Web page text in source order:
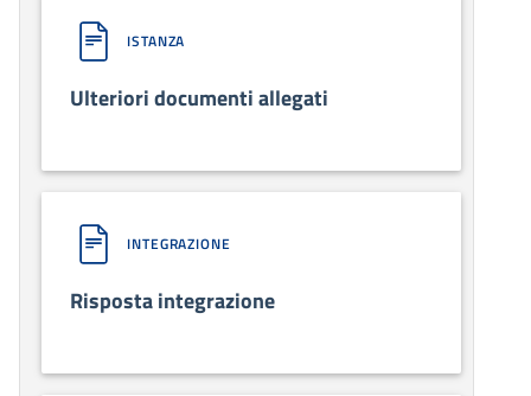
ISTANZA
Ulteriori documenti allegati
INTEGRAZIONE
Risposta integrazione